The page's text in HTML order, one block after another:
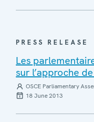
PRESS RELEASE
Les
sur l’approche
OSCE Parliamentary
18 June 2013